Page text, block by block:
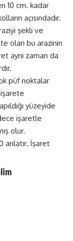
10 cm. kadar
açısındadır.
şekli ve
olan bu arazinin
aynı zaman da
püf noktalar
yüzeyide
işaretle
olur.
anlatır. İşaret